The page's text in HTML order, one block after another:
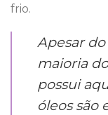
frio.
Apesar do
maioria
possui
óleos são